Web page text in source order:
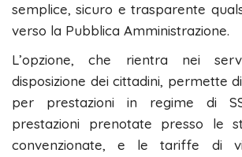
semplice, sicuro e trasparente
verso la Pubblica Amministrazione.
L’opzione, che rientra nei
disposizione dei cittadini, permette
per prestazioni in regime di
prestazioni prenotate presso le
convenzionate, e le tariffe di